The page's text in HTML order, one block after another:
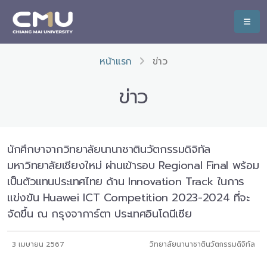
หน้าแรก ข่าว
ข่าว
นักศึกษาจากวิทยาลัยนานาชาตินวัตกรรมดิจิทัล
มหาวิทยาลัยเชียงใหม่ ผ่านเข้ารอบ Regional Final พร้อม
เป็นตัวแทนประเทศไทย ด้าน Innovation Track ในการ
แข่งขัน Huawei ICT Competition 2023-2024 ที่จะ
จัดขึ้น ณ กรุงจาการ์ตา ประเทศอินโดนีเซีย
3 เมษายน 2567 วิทยาลัยนานาชาตินวัตกรรมดิจิทัล